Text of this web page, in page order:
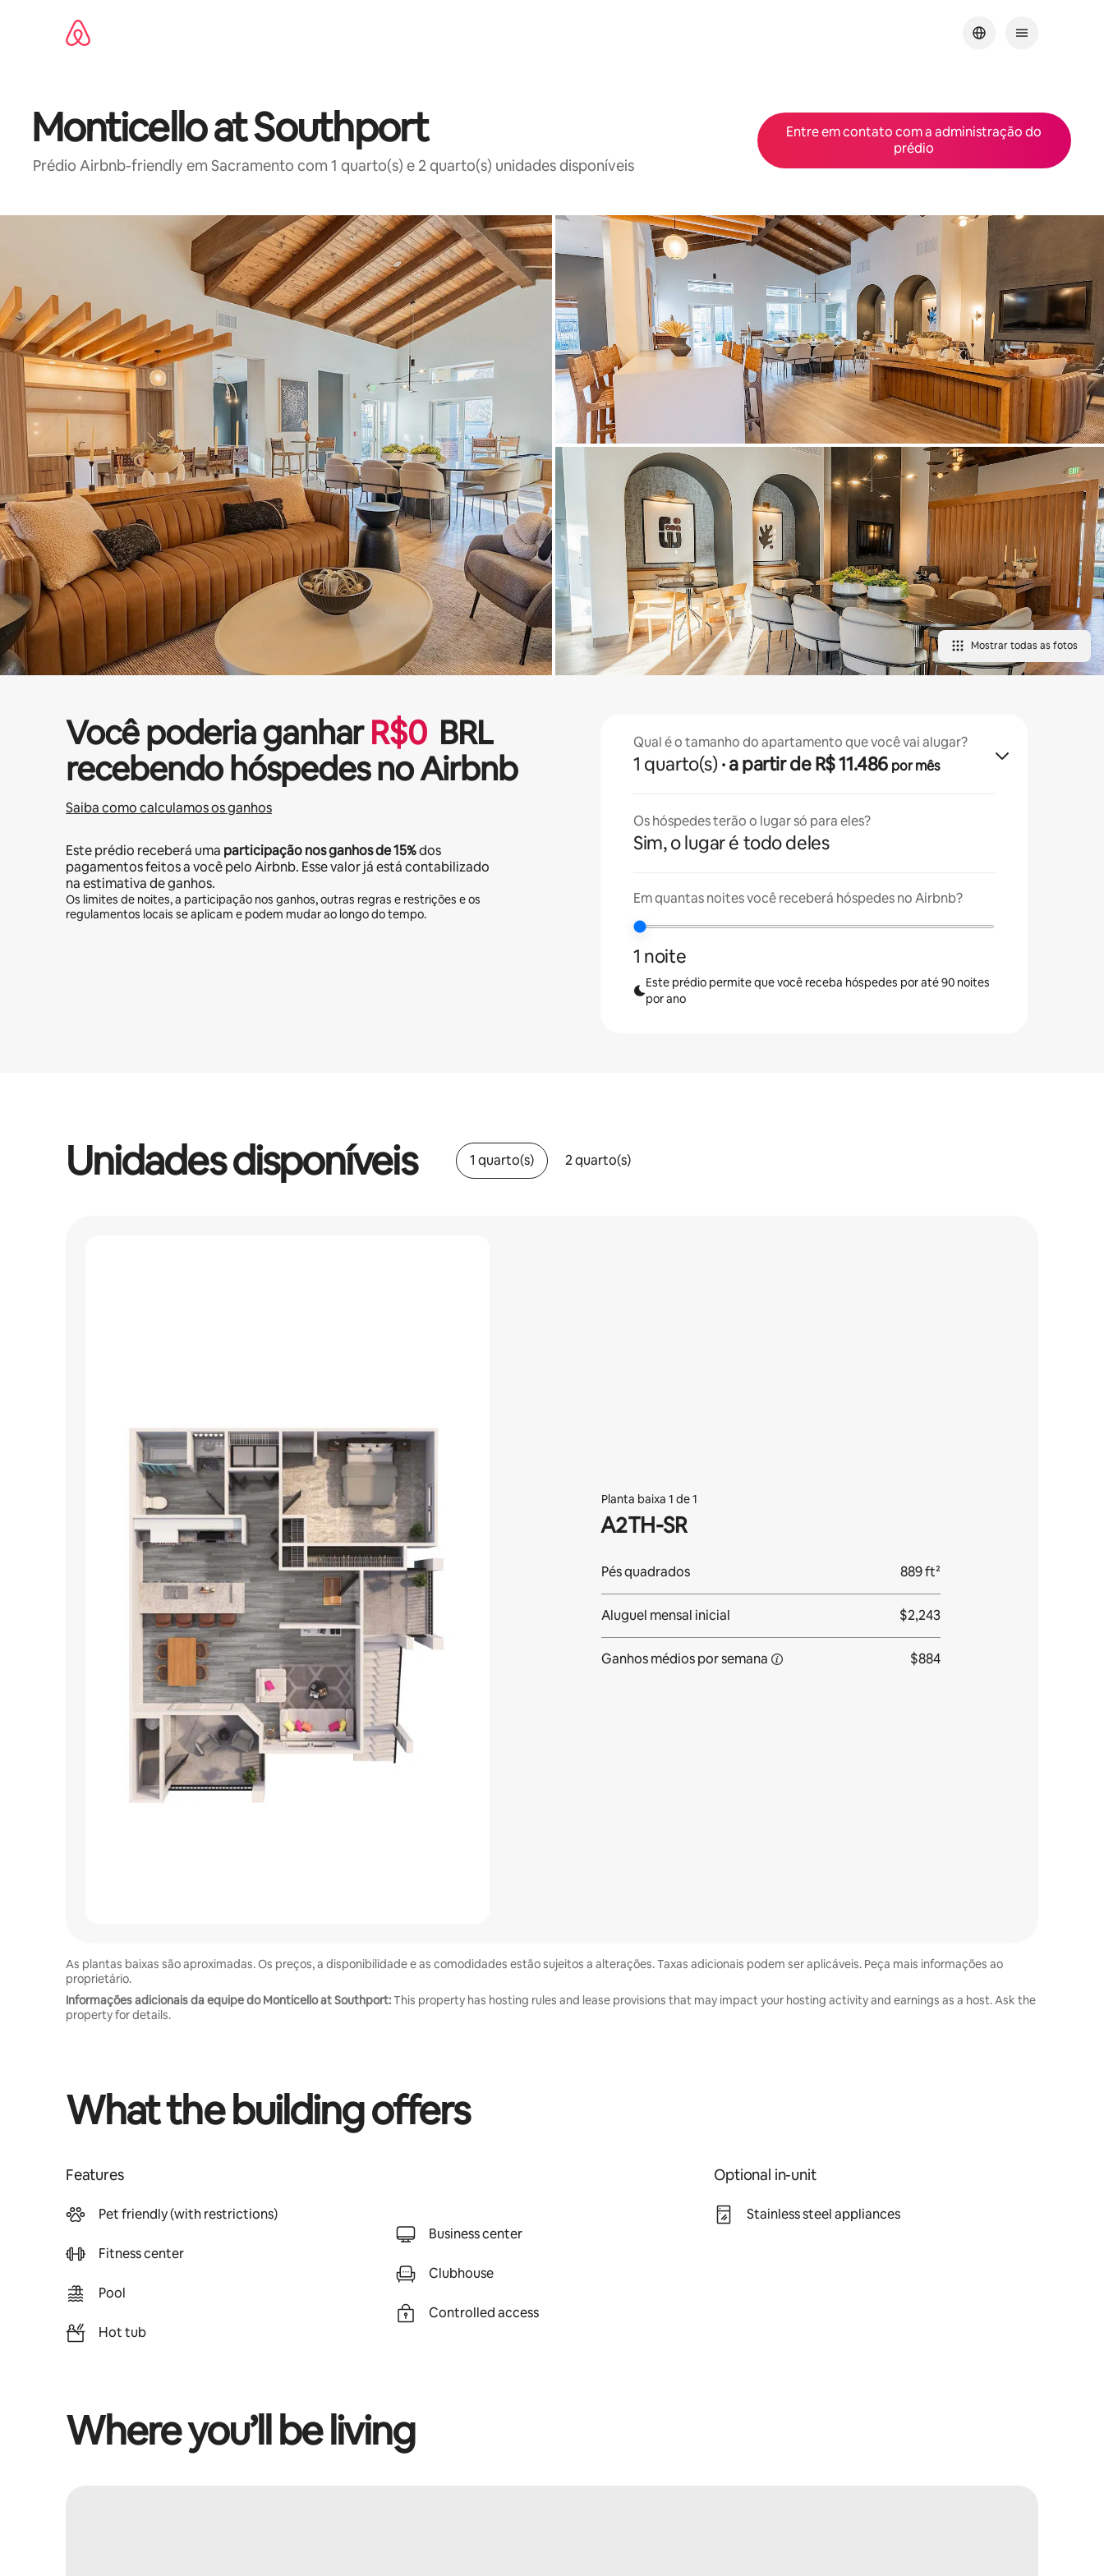
Monticello at Southport
Prédio Airbnb-friendly em Sacramento com 1 quarto(s) e 2 quarto(s) unidades disponíveis
Entre em contato com a administração do
prédio
Mostrar todas as fotos
Você poderia ganhar R$0 BRL
recebendo hóspedes no Airbnb
Saiba como calculamos os ganhos
Este prédio receberá uma participação nos ganhos de15%dos
pagamentos feitos a você pelo Airbnb. Esse valor já está contabilizado
na estimativa de ganhos.
Os limites de noites, a participação nos ganhos, outras regras e restrições e os
regulamentos locais se aplicam e podem mudar ao longo do tempo.
Qual é o tamanho do apartamento que você vai alugar?
1 quarto(s) · a partir de R$ 11.486 por mês
Os hóspedes terão o lugar só para eles?
Sim, o lugar é todo deles
Em quantas noites você receberá hóspedes no Airbnb?
1 noite
Este prédio permite que você receba hóspedes por até 90 noites
por ano
Unidades disponíveis 1 quarto(s) 2 quarto(s)
Planta baixa 1 de 1
A2TH-SR
Pés quadrados 889 ft²
Aluguel mensal inicial $2,243
Ganhos médios por semana $884
As plantas baixas são aproximadas. Os preços, a disponibilidade e as comodidades estão sujeitos a alterações. Taxas adicionais podem ser aplicáveis. Peça mais informações ao
proprietário.
Informações adicionais da equipe do Monticello at Southport:This property has hosting rules and lease provisions that may impact your hosting activity and earnings as a host. Ask the
property for details.
What the building offers
Features
Pet friendly (with restrictions)
Fitness center
Pool
Hot tub
Business center
Clubhouse
Controlled access
Optional in-unit
Stainless steel appliances
Where you’ll be living